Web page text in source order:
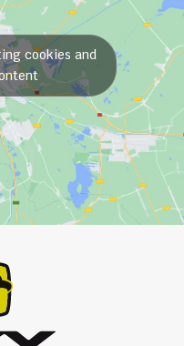
cookies and